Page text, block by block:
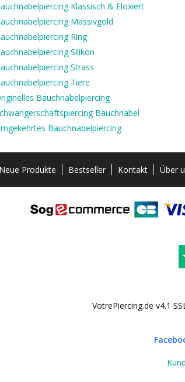
Klassisch & Eloxiert
Massivgold
Ring
Silikon
Strass
Tiere
Bauchnabelpiercing
Bauchnabel
Bauchnabelpiercing
Neue Produkte Bestseller Kontakt Über
VotrePiercing.de v4.1